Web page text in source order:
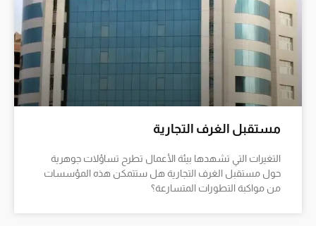
مستقبل الغرف التجارية
التغيرات التي تشهدها بيئة الأعمال تطرح تساؤلات جوهرية
حول مستقبل الغرف التجارية هل ستتمكن هذه المؤسسات
من مواكبة التطورات المتسارعة؟